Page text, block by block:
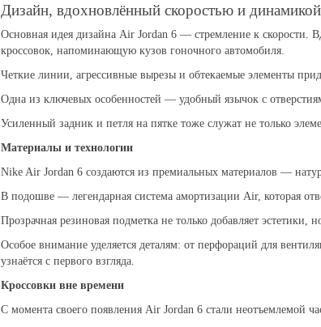
Дизайн, вдохновлённый скоростью и динамикой
Основная идея дизайна Air Jordan 6 — стремление к скорости.
кроссовок, напоминающую кузов гоночного автомобиля.
Четкие линии, агрессивные вырезы и обтекаемые элементы
Одна из ключевых особенностей — удобный язычок с
Усиленный задник и петля на пятке тоже служат не только
Материалы и технологии
Nike Air Jordan 6 создаются из премиальных материалов —
В подошве — легендарная система амортизации Air, которая
Прозрачная резиновая подметка не только добавляет эстетики,
Особое внимание уделяется деталям: от перфораций для
узнаётся с первого взгляда.
Кроссовки вне времени
С момента своего появления Air Jordan 6 стали неотъемлемой